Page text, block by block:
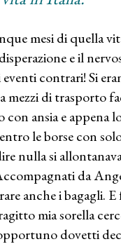
mesi di quella
e il
contrari! Si
mezzi di trasporto
con ansia e
le borse con
nulla si
da
anche i bagagli.
mia sorella
dovetti